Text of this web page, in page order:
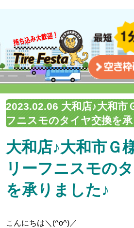
2023.02.06 大和店♪大和市
フニスモのタイヤ交換を
大和店♪大和市Ｇ
リーフニスモの
を承りました♪
こんにちは＼(^o^)／